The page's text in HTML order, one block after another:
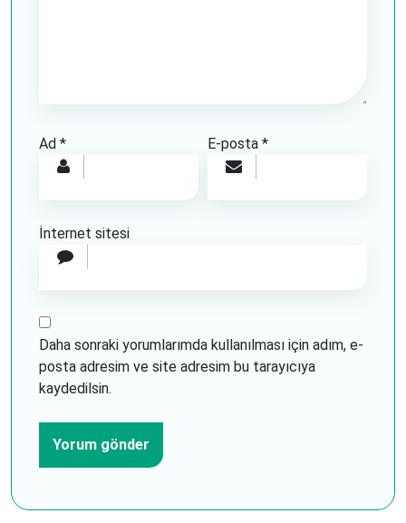
Ad * E-posta*
İnternet sitesi
Daha sonraki yorumlarımda kullanılması için adım, e-
posta adresim ve site adresim bu tarayıcıya
kaydedilsin.